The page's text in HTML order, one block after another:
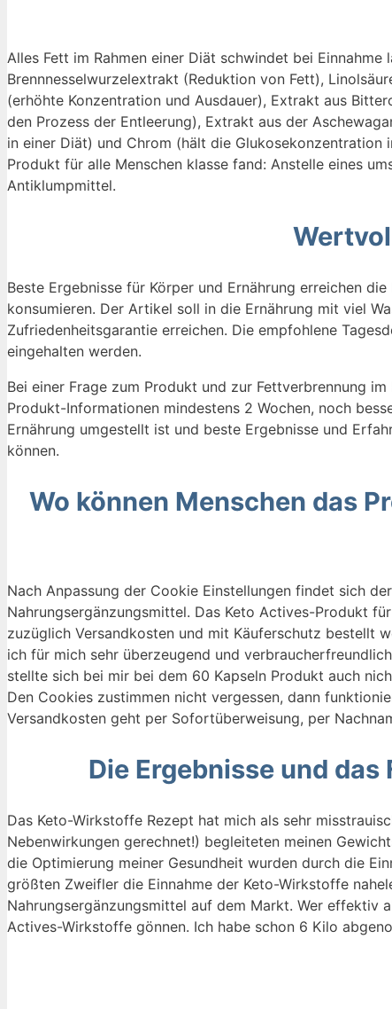
Alles Fett im Rahmen einer Diät schwindet bei
Brennnesselwurzelextrakt (Reduktion von Fett),
(erhöhte Konzentration und Ausdauer), Extrakt aus
den Prozess der Entleerung), Extrakt aus der
in einer Diät) und Chrom (hält die
Produkt für alle Menschen klasse fand: Anstelle eines
Antiklumpmittel.
Beste Ergebnisse für Körper und Ernährung erreichen
konsumieren. Der Artikel soll in die Ernährung mit viel
Zufriedenheitsgarantie erreichen. Die empfohlene
eingehalten werden.
Bei einer Frage zum Produkt und zur Fettverbrennung
Produkt-Informationen mindestens 2 Wochen, noch
Ernährung umgestellt ist und beste Ergebnisse und
können.
Wo können Menschen das
Nach Anpassung der Cookie Einstellungen findet sich
Nahrungsergänzungsmittel. Das Keto Actives-Produkt
zuzüglich Versandkosten und mit Käuferschutz bestellt
ich für mich sehr überzeugend und
stellte sich bei mir bei dem 60 Kapseln Produkt auch
Den Cookies zustimmen nicht vergessen, dann
Versandkosten geht per Sofortüberweisung, per
Die Ergebnisse und
Das Keto-Wirkstoffe Rezept hat mich als sehr
Nebenwirkungen gerechnet!) begleiteten meinen
die Optimierung meiner Gesundheit wurden durch die
größten Zweifler die Einnahme der Keto-Wirkstoffe
Nahrungsergänzungsmittel auf dem Markt. Wer effektiv
Actives-Wirkstoffe gönnen. Ich habe schon 6 Kilo